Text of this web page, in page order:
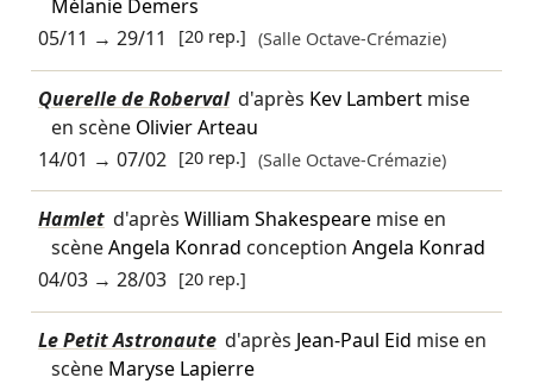
Mélanie Demers
05/11 → 29/11 [20 rep.] (Salle Octave-Crémazie)
Querelle de Roberval d'après Kev Lambertmise
en scène Olivier Arteau
14/01 → 07/02 [20 rep.] (Salle Octave-Crémazie)
Hamlet d'après William Shakespearemise en
scèneAngela Konrad conception Angela Konrad
04/03→ 28/03 [20 rep.]
Le Petit Astronaute d'après Jean-Paul Eid mise en
scène Maryse Lapierre